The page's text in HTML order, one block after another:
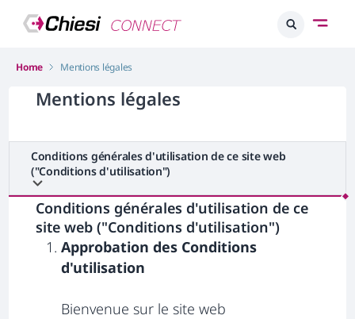
Home Mentions légales
Mentions légales
Conditions générales d'utilisation de ce site web
("Conditions d'utilisation")
Conditions générales d'utilisation de ce
site web ("Conditions d'utilisation")
Approbation des Conditions
d'utilisation
Bienvenue sur le site web